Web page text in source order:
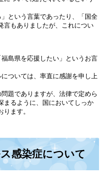
という言葉であったり、「国全
言もありましたが、これについ
島県を応援したい」というお言
ついては、率直に感謝を申し上
題でありますが、法律で定めら
まるように、国においてしっか
ます。
感染症について